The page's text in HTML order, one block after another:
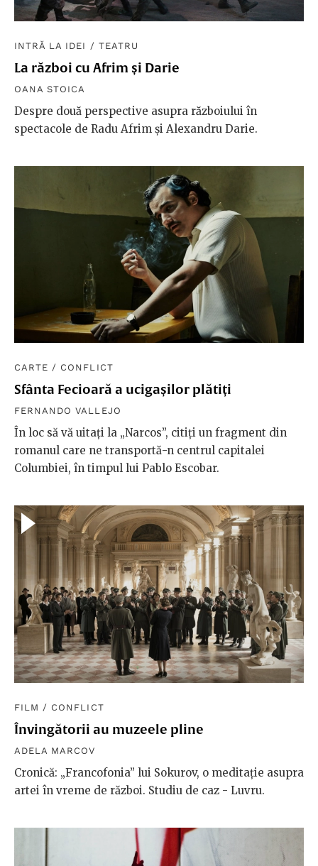
INTRĂ LA IDEI / TEATRU
La război cu Afrim și Darie
OANA STOICA
Despre două perspective asupra războiului în
spectacole de Radu Afrim și Alexandru Darie.
CARTE / CONFLICT
Sfânta Fecioară a ucigașilor plătiți
FERNANDO VALLEJO
În loc să vă uitați la „Narcos”, citiți un fragment din
romanul care ne transportă-n centrul capitalei
Columbiei, în timpul lui Pablo Escobar.
FILM / CONFLICT
Învingătorii au muzeele pline
ADELA MARCOV
Cronică: „Francofonia” lui Sokurov, o meditație asupra
artei în vreme de război. Studiu de caz - Luvru.